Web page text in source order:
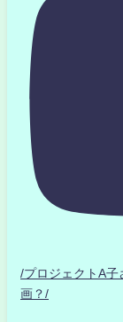
/プロジェクトA
画？/